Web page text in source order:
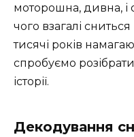
моторошна, дивна, і
чого взагалі
тисячі років
спробуємо
історії.
Декодування